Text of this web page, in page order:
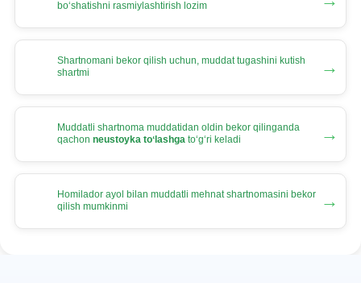
boʻshatishni rasmiylashtirish lozim
Shartnomani bekor qilish uchun, muddat tugashini kutish
shartmi
→
Muddatli shartnoma muddatidan oldin bekor qilinganda
qachon neustoyka toʻlashga toʻgʻri keladi →
Homilador ayol bilan muddatli mehnat shartnomasini bekor
qilish mumkinmi
→